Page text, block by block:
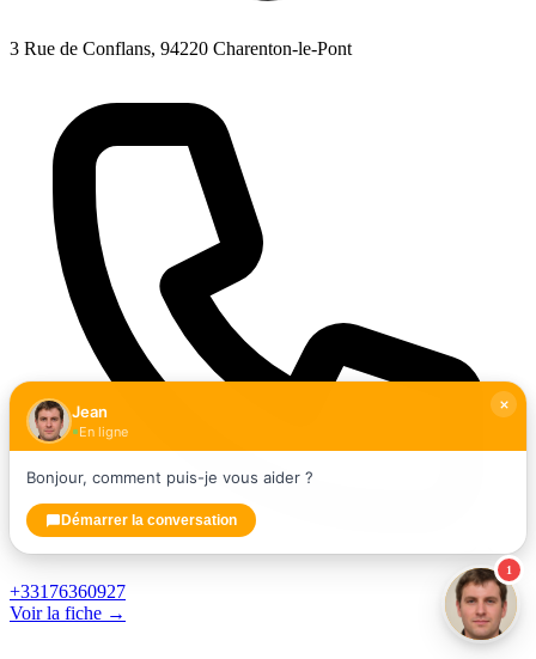
3 Rue de Conflans, 94220 Charenton-le-Pont
+33176360927
Voir la fiche →
1
Jean
En ligne
Bonjour, comment puis-je vous aider ?
Démarrer la conversation